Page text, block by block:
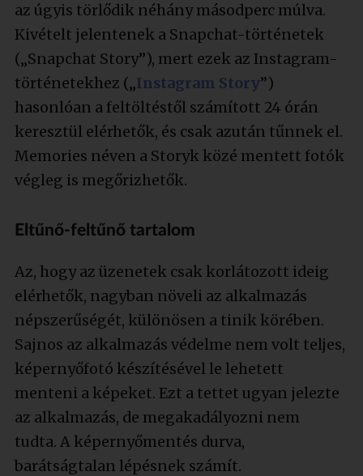
az úgyis törlődik néhány másodperc múlva.
Kivételt jelentenek a Snapchat-történetek
(„Snapchat Story”), mert ezek az Instagram-
történetekhez („Instagram Story”)
hasonlóan a feltöltéstől számított 24 órán
keresztül elérhetők, és csak azután tűnnek el.
Memories néven a Storyk közé mentett fotók
végleg is megőrizhetők.
Eltűnő-feltűnő tartalom
Az, hogy az üzenetek csak korlátozott ideig
elérhetők, nagyban növeli az alkalmazás
népszerűségét, különösen a tinik körében.
Sajnos az alkalmazás védelme nem volt teljes,
képernyőfotó készítésével le lehetett
menteni a képeket. Ezt a tettet ugyan jelezte
az alkalmazás, de megakadályozni nem
tudta. A képernyőmentés durva,
barátságtalan lépésnek számít.